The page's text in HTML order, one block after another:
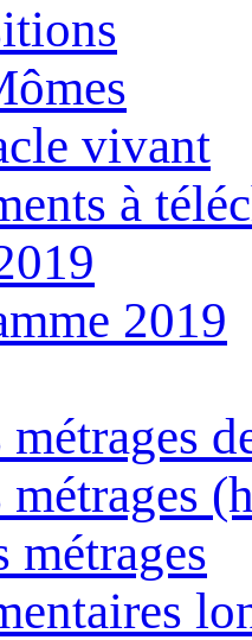
vivant
à
2019
métrages
métrages
métrages